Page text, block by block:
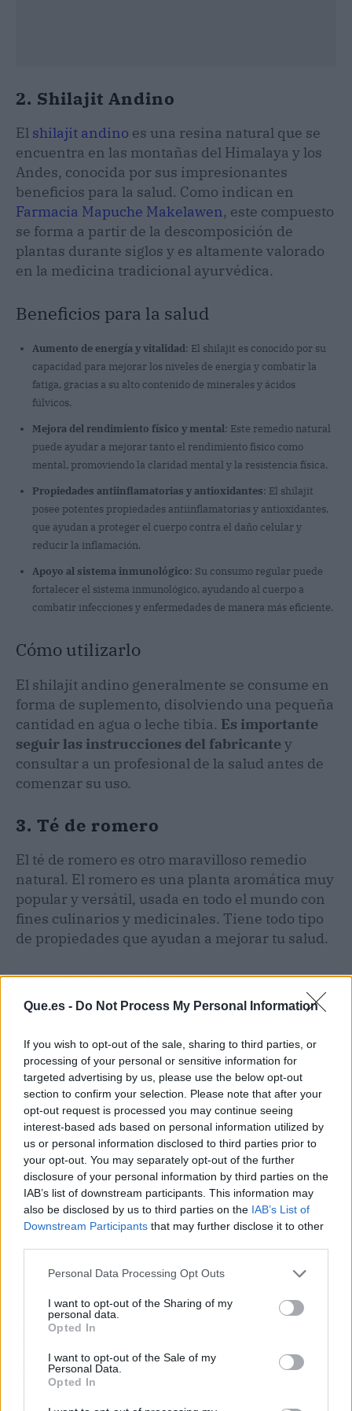
Que.es - Do Not Process My Personal Information
If you wish to opt-out of the sale, sharing to third parties, or
processing of your personal or sensitive information for
targeted advertising by us, please use the below opt-out
section to confirm your selection. Please note that after your
opt-out request is processed you may continue seeing
interest-based ads based on personal information utilized by
us or personal information disclosed to third parties prior to
your opt-out. You may separately opt-out of the further
disclosure of your personal information by third parties on the
IAB’s list of downstream participants. This information may
also be disclosed by us to third parties on the IAB’s List of
Downstream Participants that may further disclose it to other
Personal Data Processing Opt Outs
I want to opt-out of the Sharing of my
personal data.
Opted In
I want to opt-out of the Sale of my
Personal Data.
Opted In
2. Shilajit Andino
El shilajit andino es una resina natural que se
encuentra en las montañas del Himalaya y los
Andes, conocida por sus impresionantes
beneficios para la salud. Como indican en
Farmacia Mapuche Makelawen, este compuesto
se forma a partir de la descomposición de
plantas durante siglos y es altamente valorado
en la medicina tradicional ayurvédica.
Beneficios para la salud
Aumento de energía y vitalidad: El shilajit es conocido por su
capacidad para mejorar los niveles de energía y combatir la
fatiga, gracias a su alto contenido de minerales y ácidos
fúlvicos.
Mejora del rendimiento físico y mental: Este remedio natural
puede ayudar a mejorar tanto el rendimiento físico como
mental, promoviendo la claridad mental y la resistencia física.
Propiedades antiinflamatorias y antioxidantes: El shilajit
posee potentes propiedades antiinflamatorias y antioxidantes,
que ayudan a proteger el cuerpo contra el daño celular y
reducir la inflamación.
Apoyo al sistema inmunológico: Su consumo regular puede
fortalecer el sistema inmunológico, ayudando al cuerpo a
combatir infecciones y enfermedades de manera más eficiente.
Cómo utilizarlo
El shilajit andino generalmente se consume en
forma de suplemento, disolviendo una pequeña
cantidad en agua o leche tibia. Es importante
seguir las instrucciones del fabricantey
consultar a un profesional de la salud antes de
comenzar su uso.
3. Té de romero
El té de romero es otro maravilloso remedio
natural. El romero es una planta aromática muy
popular y versátil, usada en todo el mundo con
fines culinarios y medicinales. Tiene todo tipo
de propiedades que ayudan a mejorar tu salud.
Beneficios para la salud
: el romero tiene propiedades que facilitan
problemas como la acidez.
Es un poderoso antioxidante: el romero posee una potente
acción antioxidante. Su infusión te permite aprovechar estas
propiedades para impulsar el buen funcionamiento de tu
organismo.
Alivia el cansancio mental: el té de romero es un relajante
natural que te ayuda a despejar tu mente y a descansar, una de
las razones por las que se suele sugerir su consumo en personas
con mucho estrés.
cuero cabelludo y estimular el crecimiento del cabello.
¿Cómo prepararla?
Para preparar una infusión de romero, solo
tienes que añadir 2 cucharadas de romero en
una taza de agua hirviendo. Luego aparta el